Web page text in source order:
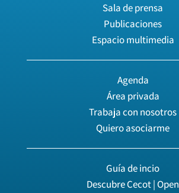
Sala de prensa
Publicaciones
Espacio multimedia
Agenda
Área privada
Trabaja con nosotros
Quiero asociarme
Guía de incio
Descubre Cecot | Open